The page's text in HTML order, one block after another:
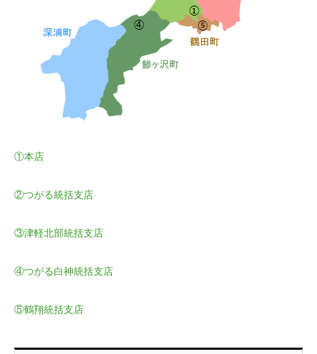
①本店
②つがる統括支店
③津軽北部統括支店
④つがる白神統括支店
⑤鶴翔統括支店